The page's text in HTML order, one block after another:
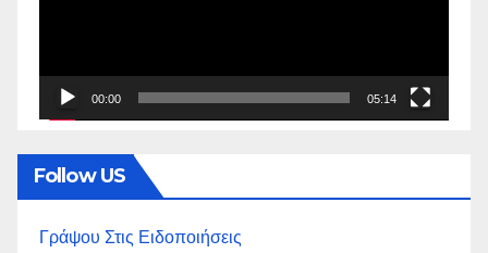
00:00 05:14
Follow US
Γράψου Στις Ειδοποιήσεις